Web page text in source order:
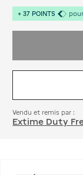
+ 37 POINTS
Vendu et remis par :
Extime Duty